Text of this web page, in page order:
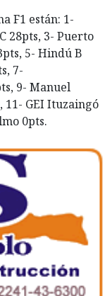
F1 están: 1-
28pts, 3- Puerto
5- Hindú B
7-
9- Manuel
11- GEI Ituzaingó
0pts.